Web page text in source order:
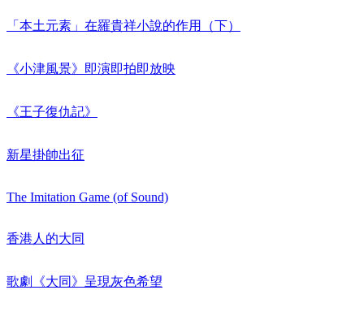
「本土元素」在羅貴祥小說的作用（下）
《小津風景》即演即拍即放映
《王子復仇記》
新星掛帥出征
The Imitation Game (of Sound)
香港人的大同
歌劇《大同》呈現灰色希望